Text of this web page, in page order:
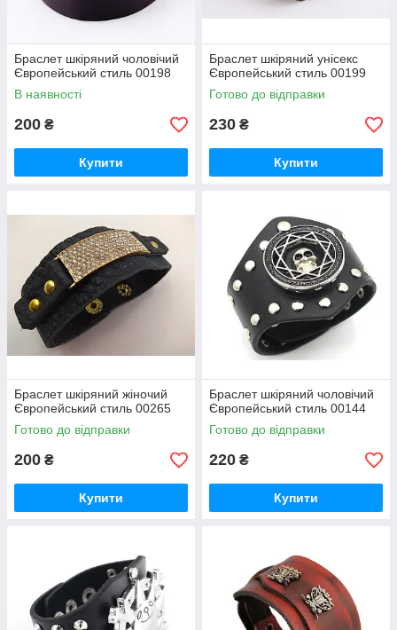
Браслет шкіряний чоловічий
Європейський стиль 00198
В наявності
200 ₴
Купити
Браслет шкіряний унісекс
Європейський стиль 00199
Готово до відправки
230 ₴
Купити
Браслет шкіряний жіночий
Європейський стиль 00265
Готово до відправки
200 ₴
Купити
Браслет шкіряний чоловічий
Європейський стиль 00144
Готово до відправки
220 ₴
Купити